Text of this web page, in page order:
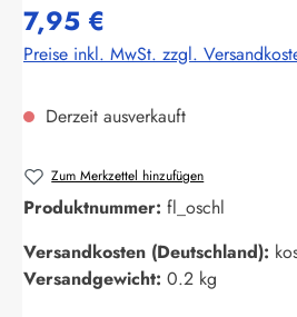
7,95 €
Preise inkl. MwSt. zzgl.
Derzeit ausverkauft
Zum Merkzettel hinzufügen
Produktnummer: fl_oschl
Versandkosten (Deutschland):
Versandgewicht: 0.2 kg